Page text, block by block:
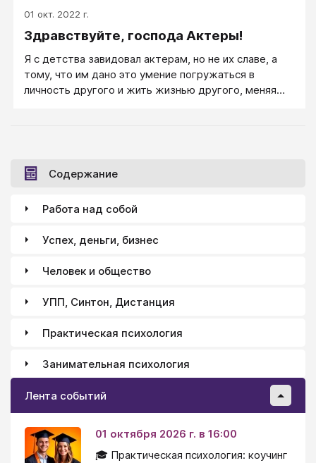
01 окт. 2022 г.
Здравствуйте, господа Актеры!
Я с детства завидовал актерам, но не их славе, а
тому, что им дано это умение погружаться в
личность другого и жить жизнью другого, меняя
Содержание
Работа над собой
Успех, деньги, бизнес
Человек и общество
УПП, Синтон, Дистанция
Практическая психология
Занимательная психология
Лента событий
01 октября 2026 г. в 16:00
🎓 Практическая психология: коучинг